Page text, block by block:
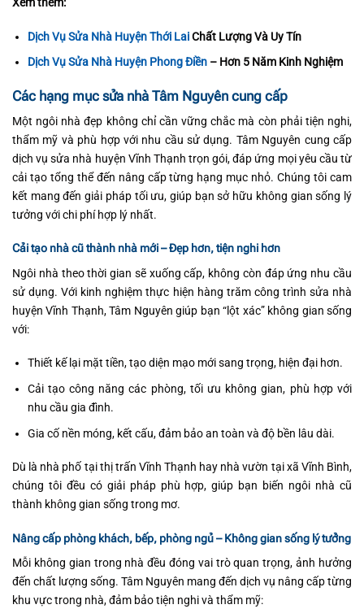
Xem thêm:
Dịch Vụ Sửa Nhà Huyện Thới LaiChất Lượng Và Uy Tín
Dịch Vụ Sửa Nhà Huyện Phong Điền– Hơn 5 Năm Kinh Nghiệm
Các hạng mục sửa nhà Tâm Nguyên cung cấp
Một ngôi nhà đẹp không chỉ cần vững chắc mà còn phải tiện nghi,
thẩm mỹ và phù hợp với nhu cầu sử dụng. Tâm Nguyên cung cấp
dịch vụ sửa nhà huyện Vĩnh Thạnh trọn gói, đáp ứng mọi yêu cầu từ
cải tạo tổng thể đến nâng cấp từng hạng mục nhỏ. Chúng tôi cam
kết mang đến giải pháp tối ưu, giúp bạn sở hữu không gian sống lý
tưởng với chi phí hợp lý nhất.
Cải tạo nhà cũ thành nhà mới – Đẹp hơn, tiện nghi hơn
Ngôi nhà theo thời gian sẽ xuống cấp, không còn đáp ứng nhu cầu
sử dụng. Với kinh nghiệm thực hiện hàng trăm công trình sửa nhà
huyện Vĩnh Thạnh, Tâm Nguyên giúp bạn “lột xác” không gian sống
với:
Thiết kế lại mặt tiền, tạo diện mạo mới sang trọng, hiện đại hơn.
Cải tạo công năng các phòng, tối ưu không gian, phù hợp với
nhu cầu gia đình.
Gia cố nền móng, kết cấu, đảm bảo an toàn và độ bền lâu dài.
Dù là nhà phố tại thị trấn Vĩnh Thạnh hay nhà vườn tại xã Vĩnh Bình,
chúng tôi đều có giải pháp phù hợp, giúp bạn biến ngôi nhà cũ
thành không gian sống trong mơ.
Nâng cấp phòng khách, bếp, phòng ngủ – Không gian sống lý tưởng
Mỗi không gian trong nhà đều đóng vai trò quan trọng, ảnh hưởng
đến chất lượng sống. Tâm Nguyên mang đến dịch vụ nâng cấp từng
khu vực trong nhà, đảm bảo tiện nghi và thẩm mỹ: